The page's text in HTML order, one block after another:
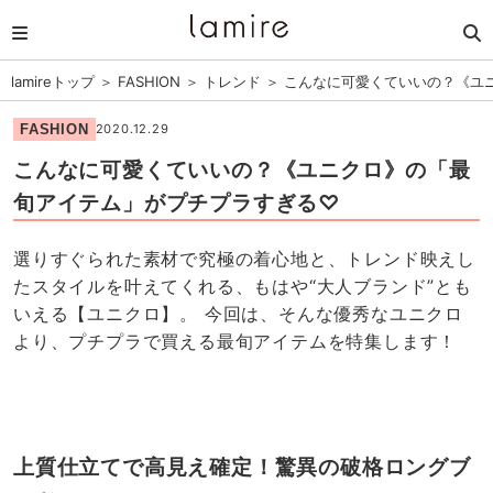
lamireトップ＞ FASHION ＞ トレンド ＞ こんなに可愛くていいの？《
FASHION 2020.12.29
こんなに可愛くていいの？《ユニクロ》の「最
旬アイテム」がプチプラすぎる♡
選りすぐられた素材で究極の着心地と、トレンド映えし
たスタイルを叶えてくれる、もはや“大人ブランド”とも
いえる【ユニクロ】。 今回は、そんな優秀なユニクロ
より、プチプラで買える最旬アイテムを特集します！
上質仕立てで高見え確定！驚異の破格ロングブ